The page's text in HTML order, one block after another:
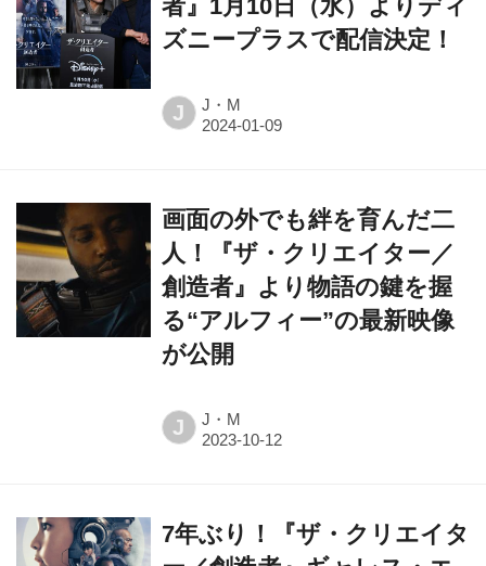
J・M
創造者』より物語の鍵を握
る“アルフィー”の最新映像
が公開
J J・M
ドワーズ監督、10月に来日